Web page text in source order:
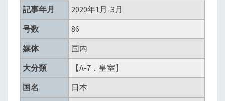
妻、
皇
居
ら
仙
記事年月
2020年1月-3月
号数
86
媒体
国内
大分類
【A-7．皇室】
国名
日本